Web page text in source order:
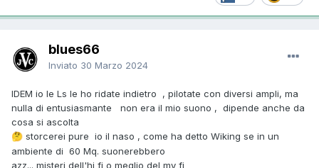
blues66
Inviato 30 Marzo 2024
IDEM io le Ls le ho ridate indietro , pilotate con diversi ampli, ma
nulla di entusiasmante non era il mio suono , dipende anche da
cosa si ascolta
🤔 storcerei pure io il naso , come ha detto Wiking se in un
ambiente di 60 Mq. suonerebbero
azz... misteri dell'hi fi o meglio del my fi